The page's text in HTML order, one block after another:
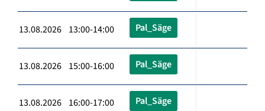
13.08.2026 13:00-14:00 Pal_Säge
13.08.2026 15:00-16:00 Pal_Säge
13.08.2026 16:00-17:00 Pal_Säge